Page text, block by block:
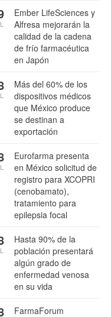
Ember LifeSciences y
Alfresa mejorarán la
calidad de la cadena
de frío farmacéutica
en Japón
Más del 60% de los
dispositivos médicos
que México produce
se destinan a
exportación
Eurofarma presenta
en México solicitud de
registro para XCOPRI
(cenobamato),
tratamiento para
epilepsia focal
Hasta 90% de la
población presentará
algún grado de
enfermedad venosa
en su vida
FarmaForum